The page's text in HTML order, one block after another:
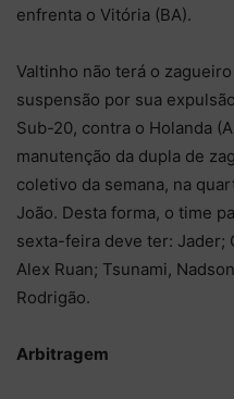
enfrenta o Vitória (BA).
Valtinho não terá o
suspensão por sua
Sub-20, contra o Holanda
manutenção da dupla de
coletivo da semana, na
João. Desta forma, o time
sexta-feira deve ter: Jader;
Alex Ruan; Tsunami,
Rodrigão.
Arbitragem